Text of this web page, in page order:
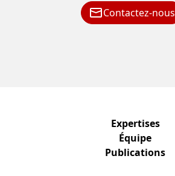
Contactez-nous
Expertises
Équipe
Publications